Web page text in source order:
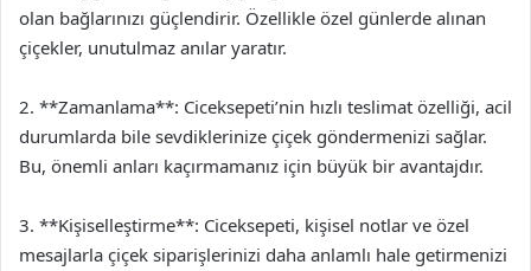
olan bağlarınızı güçlendirir. Özellikle özel günlerde alınan
çiçekler, unutulmaz anılar yaratır.
2. **Zamanlama**: Ciceksepeti’nin hızlı teslimat özelliği, acil
durumlarda bile sevdiklerinize çiçek göndermenizi sağlar.
Bu, önemli anları kaçırmamanız için büyük bir avantajdır.
3. **Kişiselleştirme**: Ciceksepeti, kişisel notlar ve özel
mesajlarla çiçek siparişlerinizi daha anlamlı hale getirmenizi